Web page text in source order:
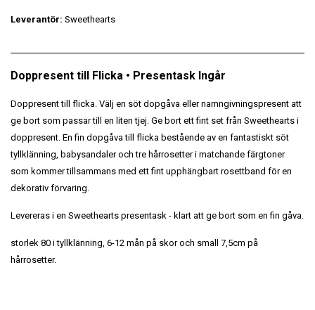
Leverantör: Sweethearts
Doppresent till Flicka • Presentask Ingår
Doppresent till flicka. Välj en söt dopgåva eller namngivningspresent att
ge bort som passar till en liten tjej. Ge bort ett fint set från Sweethearts i
doppresent. En fin dopgåva till flicka bestående av en fantastiskt söt
tyllklänning, babysandaler och tre hårrosetter i matchande färgtoner
som kommer tillsammans med ett fint upphängbart rosettband för en
dekorativ förvaring.
Levereras i en Sweethearts presentask - klart att ge bort som en fin gåva.
storlek 80 i tyllklänning, 6-12 mån på skor och small 7,5cm på
hårrosetter.